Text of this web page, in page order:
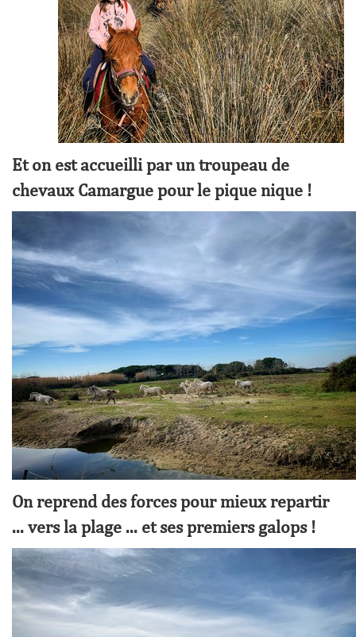
Et on est accueilli par un troupeau de
chevaux Camargue pour le pique nique !
On reprend des forces pour mieux repartir
... vers la plage ... et ses premiers galops !